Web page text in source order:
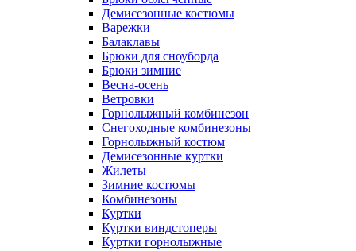
Демисезонные костюмы
Варежки
Балаклавы
Брюки для сноуборда
Брюки зимние
Весна-осень
Ветровки
Горнолыжный комбинезон
Снегоходные комбинезоны
Горнолыжный костюм
Демисезонные куртки
Жилеты
Зимние костюмы
Комбинезоны
Куртки
Куртки виндстоперы
Куртки горнолыжные